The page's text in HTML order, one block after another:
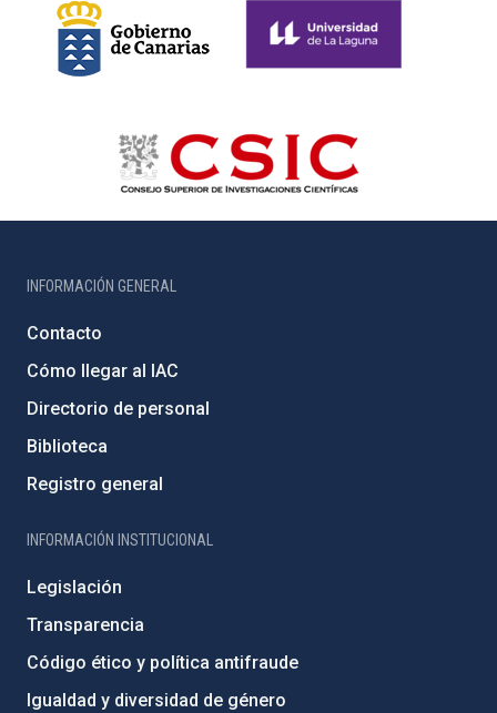
INFORMACIÓN GENERAL
Contacto
Cómo llegar al IAC
Directorio de personal
Biblioteca
Registro general
INFORMACIÓN INSTITUCIONAL
Legislación
Transparencia
Código ético y política antifraude
Igualdad y diversidad de género